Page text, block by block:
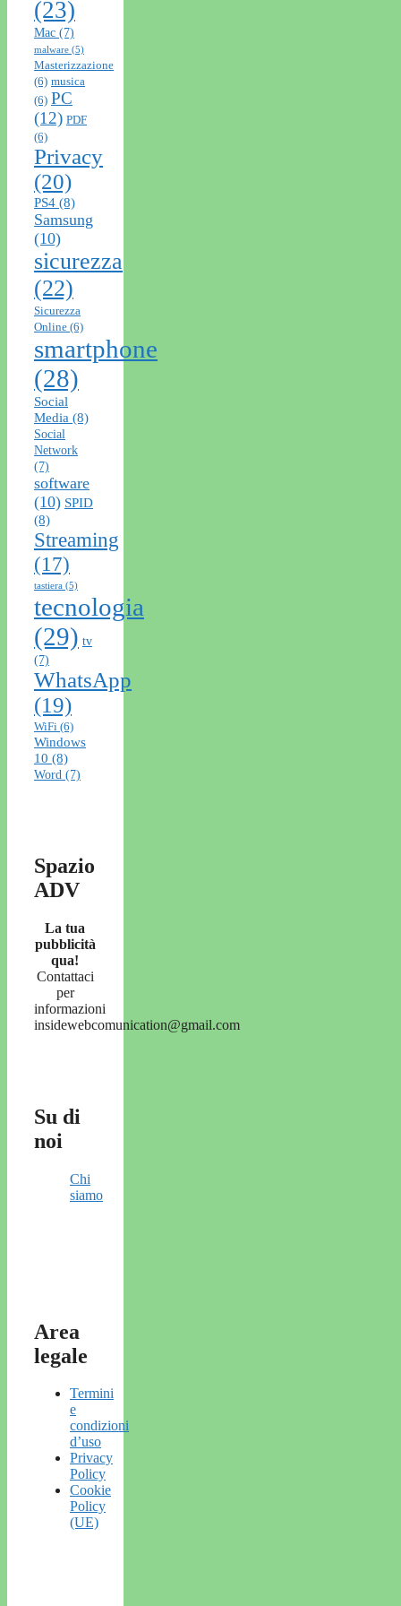
(23)
Mac (7)
malware (5)
Masterizzazione
(6) musica
(6) PC
(12) PDF
(6)
Privacy
(20)
PS4 (8)
Samsung
(10)
sicurezza
(22)
Sicurezza
Online (6)
smartphone
(28)
Social
Media (8)
Social
Network
(7)
software
(10) SPID
(8)
Streaming
(17)
tastiera (5)
tecnologia
(29) tv
(7)
WhatsApp
(19)
WiFi (6)
Windows
10 (8)
Word (7)
Spazio
ADV
La tua
pubblicità
qua!
Contattaci
per
informazioni
insidewebcomunication@gmail.com
Su di
noi
Chi
siamo
Area
legale
Termini
e
condizioni
d’uso
Privacy
Policy
Cookie
Policy
(UE)